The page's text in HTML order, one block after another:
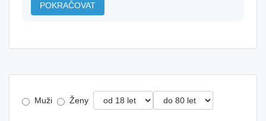
POKRAČOVAT
Muži Ženy